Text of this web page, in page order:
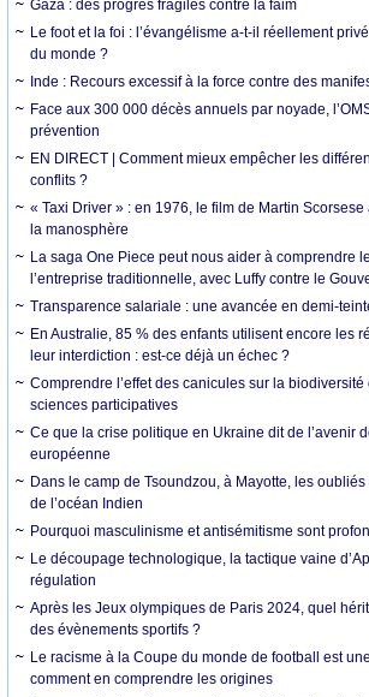
Gaza : des progrès fragiles contre la faim
Le foot et la foi : l’évangélisme a-t-il réellement
du monde ?
Inde : Recours excessif à la force contre des
Face aux 300 000 décès annuels par noyade,
prévention
EN DIRECT | Comment mieux empêcher les
conflits ?
« Taxi Driver » : en 1976, le film de Martin
la manosphère
La saga One Piece peut nous aider à comprendre
l’entreprise traditionnelle, avec Luffy contre le
Transparence salariale : une avancée en demi-
En Australie, 85 % des enfants utilisent encore les
leur interdiction : est-ce déjà un échec ?
Comprendre l’effet des canicules sur la
sciences participatives
Ce que la crise politique en Ukraine dit de l’avenir
européenne
Dans le camp de Tsoundzou, à Mayotte, les
de l’océan Indien
Pourquoi masculinisme et antisémitisme sont
Le découpage technologique, la tactique vaine
régulation
Après les Jeux olympiques de Paris 2024, quel
des évènements sportifs ?
Le racisme à la Coupe du monde de football est
comment en comprendre les origines